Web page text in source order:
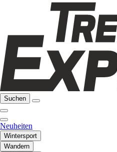
Suchen
Neuheiten
Wintersport
Wandern